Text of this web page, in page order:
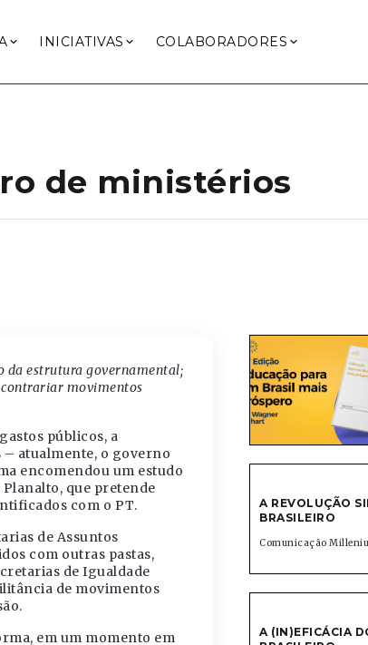
INICIATIVAS COLABORADORES
de ministérios
da estrutura governamental;
contrariar movimentos
públicos, a
atualmente, o governo
encomendou um estudo
Planalto, que pretende
com o PT.
de Assuntos
com outras pastas,
de Igualdade
de movimentos
em um momento em
A REVOLUÇÃO
BRASILEIRO
Comunicação
A (IN)EFICÁCIA